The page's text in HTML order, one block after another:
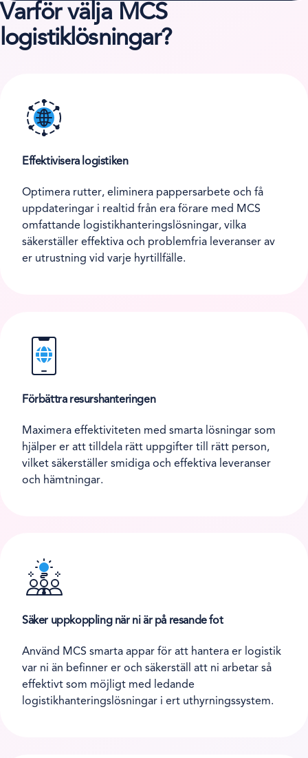
Varför välja MCS
logistiklösningar?
Effektivisera logistiken
Optimera rutter, eliminera pappersarbete och få
uppdateringar i realtid från era förare med MCS
omfattande logistikhanteringslösningar, vilka
säkerställer effektiva och problemfria leveranser av
er utrustning vid varje hyrtillfälle.
Förbättra resurshanteringen
Maximera effektiviteten med smarta lösningar som
hjälper er att tilldela rätt uppgifter till rätt person,
vilket säkerställer smidiga och effektiva leveranser
och hämtningar.
Säker uppkoppling när ni är på resande fot
Använd MCS smarta appar för att hantera er logistik
var ni än befinner er och säkerställ att ni arbetar så
effektivt som möjligt med ledande
logistikhanteringslösningar i ert uthyrningssystem.